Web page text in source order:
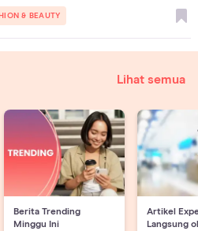
& BEAUTY
Lihat semua
Berita Trending
Minggu Ini
Artikel
Langsung